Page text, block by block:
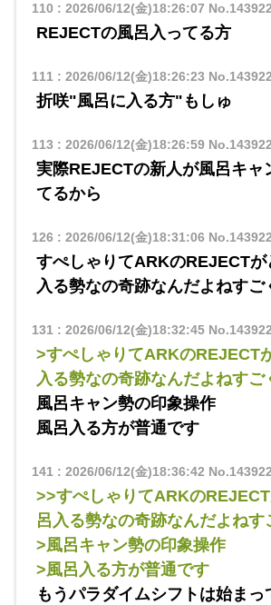
110 : 2026/06/12(金)18:26:07
REJECTの風呂入ってる方
111: 2026/06/12(金)18:26:23
折咲"風呂に入る方"もしゅ
113 : 2026/06/12(金)18:26:59
実際REJECTの新人が風呂キャ
てるから
126 : 2026/06/12(金)18:31:06
すぺしゃりてARKのREJECTが
入る勢なの奇跡なんだよねすご
131: 2026/06/12(金)18:32:45
>すぺしゃりてARKのREJECT
入る勢なの奇跡なんだよねすご
風呂キャン勢の印象操作
風呂入る方が普通です
141: 2026/06/12(金)18:36:42
>>すぺしゃりてARKの
呂入る勢なの奇跡なんだよねす
>風呂キャン勢の印象操作
>風呂入る方が普通です
もうパラダイムシフトは始まっ